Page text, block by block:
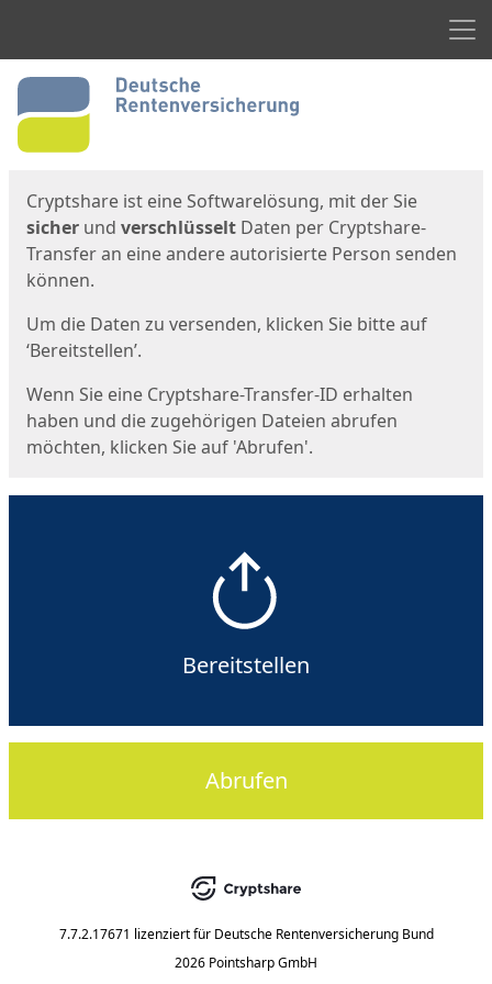
Start
Cryptshare ist eine Softwarelösung, mit der Sie
sicher und verschlüsselt Daten per Cryptshare-
Transfer an eine andere autorisierte Person senden
können.
Um die Daten zu versenden, klicken Sie bitte auf
‘Bereitstellen’.
Wenn Sie eine Cryptshare-Transfer-ID erhalten
haben und die zugehörigen Dateien abrufen
möchten, klicken Sie auf 'Abrufen'.
Bereitstellen
Abrufen
7.7.2.17671 lizenziert für Deutsche Rentenversicherung Bund
2026 Pointsharp GmbH